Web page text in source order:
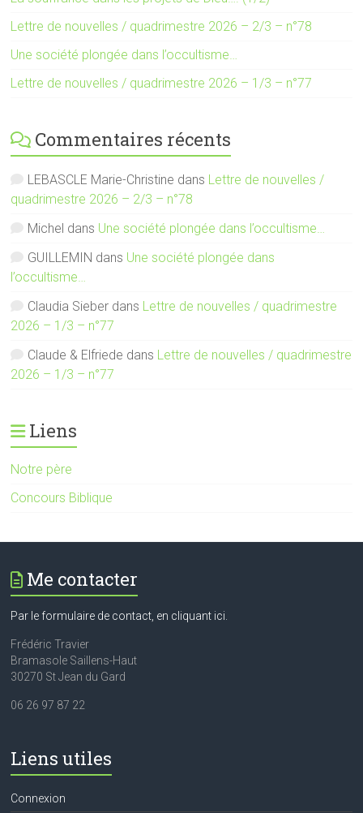
Lettre de nouvelles / quadrimestre 2026 – 2/3 – n°78
Une société plongée dans l’occultisme…
Lettre de nouvelles / quadrimestre 2026 – 1/3 – n°77
Commentaires récents
LEBASCLE Marie-Christine dans Lettre de nouvelles /
quadrimestre 2026 – 2/3 – n°78
Michel dans Une société plongée dans l’occultisme…
GUILLEMIN dans Une société plongée dans
l’occultisme…
Claudia Sieber dans Lettre de nouvelles / quadrimestre
2026 – 1/3 – n°77
Claude & Elfriede dans Lettre de nouvelles / quadrimestre
2026 – 1/3 – n°77
Liens
Notre père
Concours Biblique
Me contacter
Par le formulaire de contact, en cliquant ici.
Frédéric Travier
Bramasole Saillens-Haut
30270 St Jean du Gard
06 26 97 87 22
Liens utiles
Connexion